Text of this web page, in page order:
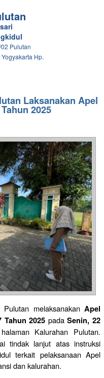
Pulutan
Hp.
Laksanakan Apel
2025
melaksanakan Apel
Tahun 2025 padaSenin, 22
Kalurahan Pulutan.
tindak lanjut atas instruksi
terkait pelaksanaan Apel
dan kalurahan.